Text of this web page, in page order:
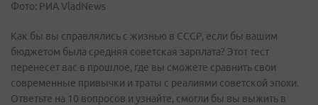
Фото: РИА VladNews
Как бы вы справлялись с жизнью в СССР, если бы вашим
бюджетом была средняя советская зарплата? Этот тест
перенесет вас в прошлое, где вы сможете сравнить свои
современные привычки и траты с реалиями советской эпохи.
Ответьте на 10 вопросов и узнайте, смогли бы вы выжить в